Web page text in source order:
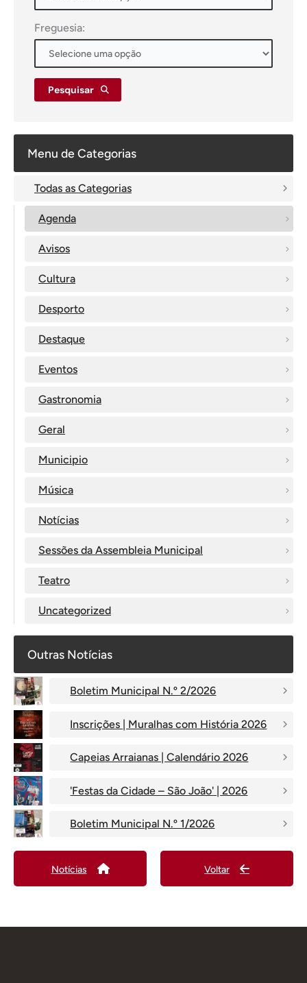
Freguesia:
Pesquisar
Menu de Categorias
Todas as Categorias
Agenda
Avisos
Cultura
Desporto
Destaque
Eventos
Gastronomia
Geral
Municipio
Música
Notícias
Sessões da Assembleia Municipal
Teatro
Uncategorized
Outras Notícias
Boletim Municipal N.º 2/2026
Inscrições | Muralhas com História 2026
Capeias Arraianas | Calendário 2026
'Festas da Cidade – São João' | 2026
Boletim Municipal N.º 1/2026
Notícias Voltar